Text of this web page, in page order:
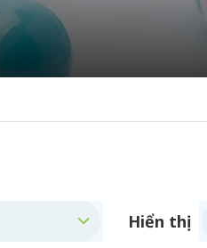
Hiển thị